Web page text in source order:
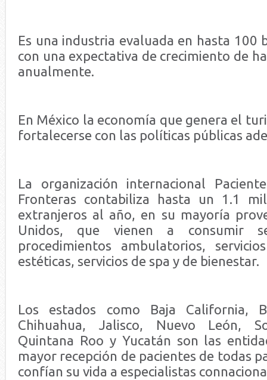
Es una industria evaluada en hasta 100
con una expectativa de crecimiento de
anualmente.
En México la economía que genera el
fortalecerse con las políticas públicas
La organización internacional
Fronteras contabiliza hasta un 1.1
extranjeros al año, en su mayoría
Unidos, que vienen a consumir
procedimientos ambulatorios,
estéticas, servicios de spa y de bienestar.
Los estados como Baja California,
Chihuahua, Jalisco, Nuevo León,
Quintana Roo y Yucatán son las
mayor recepción de pacientes de todas
confían su vida a especialistas